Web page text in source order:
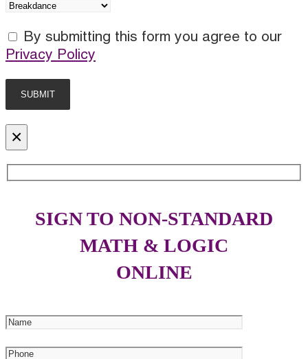
By submitting this form you agree to our
Privacy Policy
×
SIGN TO NON-STANDARD
MATH & LOGIC
ONLINE